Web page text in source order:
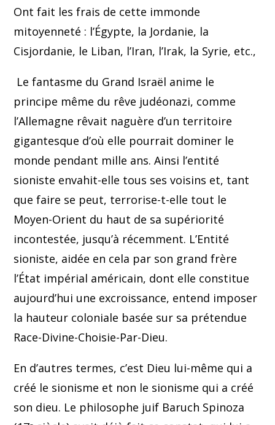
Ont fait les frais de cette immonde
mitoyenneté : l’Égypte, la Jordanie, la
Cisjordanie, le Liban, l’Iran, l’Irak, la Syrie, etc.,
Le fantasme du Grand Israël anime le
principe même du rêve judéonazi, comme
l’Allemagne rêvait naguère d’un territoire
gigantesque d’où elle pourrait dominer le
monde pendant mille ans. Ainsi l’entité
sioniste envahit-elle tous ses voisins et, tant
que faire se peut, terrorise-t-elle tout le
Moyen-Orient du haut de sa supériorité
incontestée, jusqu’à récemment. L’Entité
sioniste, aidée en cela par son grand frère
l’État impérial américain, dont elle constitue
aujourd’hui une excroissance, entend imposer
la hauteur coloniale basée sur sa prétendue
Race-Divine-Choisie-Par-Dieu.
En d’autres termes, c’est Dieu lui-même qui a
créé le sionisme et non le sionisme qui a créé
son dieu. Le philosophe juif Baruch Spinoza